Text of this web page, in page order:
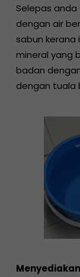
Selepas
dengan air
sabun kerana
mineral yang
badan
dengan tuala